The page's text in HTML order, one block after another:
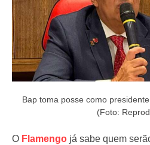
Bap toma posse como
(Foto:
O Flamengo já sabe quem